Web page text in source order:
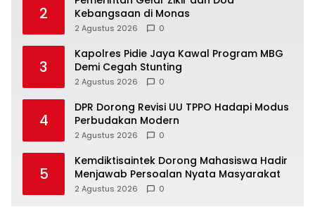
2
Kebangsaan di Monas
2 Agustus 2026 0
3
Kapolres Pidie Jaya Kawal Program MBG
Demi Cegah Stunting
2 Agustus 2026 0
4
DPR Dorong Revisi UU TPPO Hadapi Modus
Perbudakan Modern
2 Agustus 2026 0
5
Kemdiktisaintek Dorong Mahasiswa Hadir
Menjawab Persoalan Nyata Masyarakat
2 Agustus 2026 0